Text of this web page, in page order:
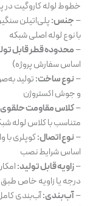
خطوط لوله کاروگیت در
–جنس:
با نوع لوله اصلی شبکه
–محدوده قطر قابل
اساس سفارش پروژه)
–نوع ساخت:تولید
و جوش اکستروژن
–کلاس مقاومت
متناسب با کلاس لوله
–نوع اتصال:
اساس شرایط نصب
–زاویه قابل تولید:
درجه یا زاویه خاص
–آب‌بندی:آب‌بندی